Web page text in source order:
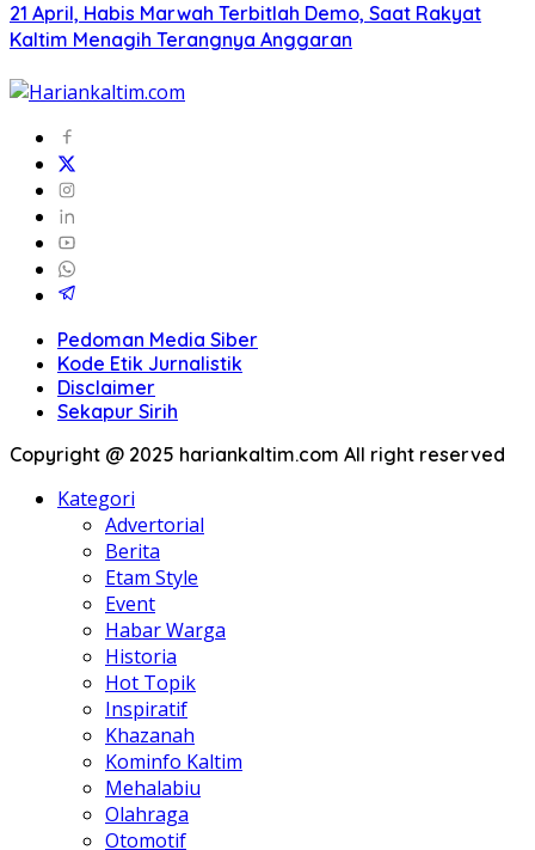
21 April, Habis Marwah Terbitlah Demo, Saat Rakyat
Kaltim Menagih Terangnya Anggaran
Pedoman Media Siber
Kode Etik Jurnalistik
Disclaimer
Sekapur Sirih
Copyright @ 2025 hariankaltim.com All right reserved
Kategori
Advertorial
Berita
Etam Style
Event
Habar Warga
Historia
Hot Topik
Inspiratif
Khazanah
Kominfo Kaltim
Mehalabiu
Olahraga
Otomotif